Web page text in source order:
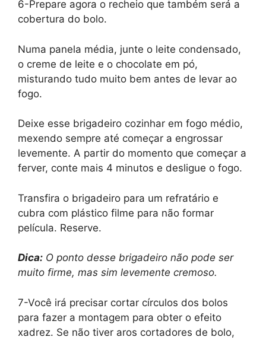
6-Prepare agora o recheio que também será a
cobertura do bolo.
Numa panela média, junte o leite condensado,
o creme de leite e o chocolate em pó,
misturando tudo muito bem antes de levar ao
fogo.
Deixe esse brigadeiro cozinhar em fogo médio,
mexendo sempre até começar a engrossar
levemente. A partir do momento que começar a
ferver, conte mais 4 minutos e desligue o fogo.
Transfira o brigadeiro para um refratário e
cubra com plástico filme para não formar
película. Reserve.
Dica: O ponto desse brigadeiro não pode ser
muito firme, mas sim levemente cremoso.
7-Você irá precisar cortar círculos dos bolos
para fazer a montagem para obter o efeito
xadrez. Se não tiver aros cortadores de bolo,